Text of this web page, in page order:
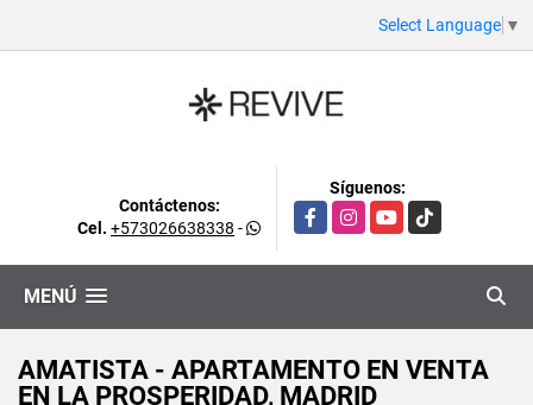
Select Language ▼
Contáctenos:
Cel. +573026638338 -
Síguenos:
FacebookInstagramYouTubeTikTok
MENÚ
AMATISTA - APARTAMENTO EN VENTA
EN LA PROSPERIDAD, MADRID